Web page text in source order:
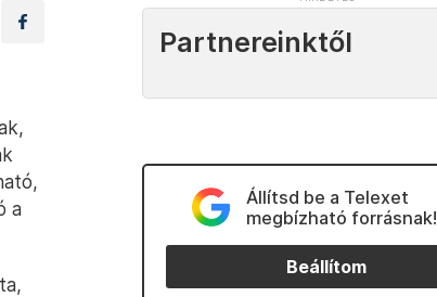
a
Partnereinktől
Állítsd be a Telexet
megbízható forrásnak!
Beállítom